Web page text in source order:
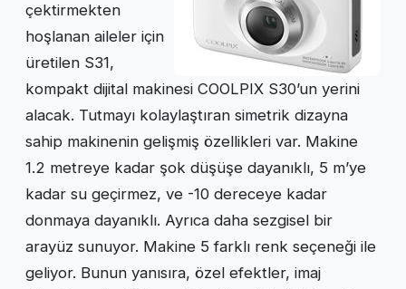
çektirmekten
hoşlanan aileler için
üretilen S31,
kompakt dijital makinesi COOLPIX S30’un yerini
alacak. Tutmayı kolaylaştıran simetrik dizayna
sahip makinenin gelişmiş özellikleri var. Makine
1.2 metreye kadar şok düşüşe dayanıklı, 5 m’ye
kadar su geçirmez, ve -10 dereceye kadar
donmaya dayanıklı. Ayrıca daha sezgisel bir
arayüz sunuyor. Makine 5 farklı renk seçeneği ile
geliyor. Bunun yanısıra, özel efektler, imaj